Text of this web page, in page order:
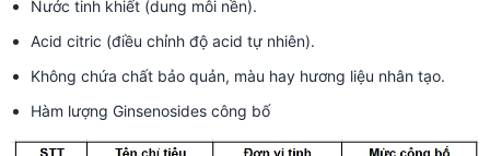
Nước tinh khiết (dung môi nền).
Acid citric (điều chỉnh độ acid tự nhiên).
Không chứa chất bảo quản, màu hay hương liệu nhân tạo.
Hàm lượng Ginsenosides công bố